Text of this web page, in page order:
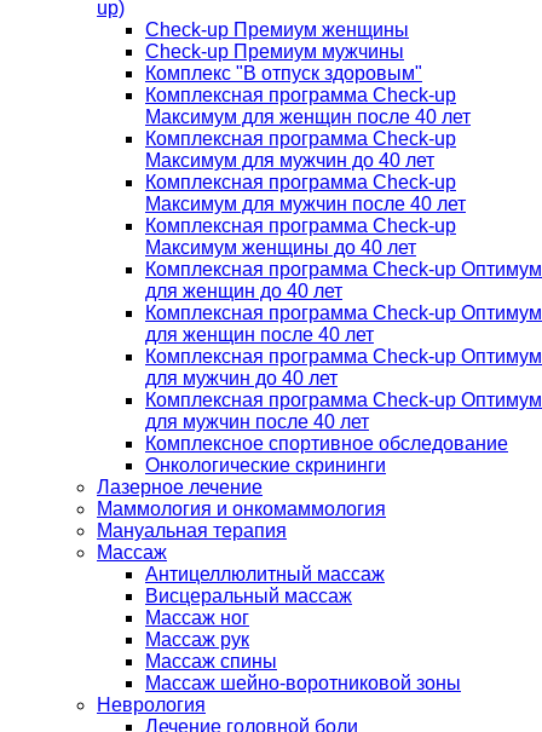
up)
Check-up Премиум женщины
Check-up Премиум мужчины
Комплекс "В отпуск здоровым"
Комплексная программа Check-up
Максимум для женщин после 40 лет
Комплексная программа Check-up
Максимум для мужчин до 40 лет
Комплексная программа Check-up
Максимум для мужчин после 40 лет
Комплексная программа Check-up
Максимум женщины до 40 лет
Комплексная программа Check-up Оптимум
для женщин до 40 лет
Комплексная программа Check-up Оптимум
для женщин после 40 лет
Комплексная программа Check-up Оптимум
для мужчин до 40 лет
Комплексная программа Check-up Оптимум
для мужчин после 40 лет
Комплексное спортивное обследование
Онкологические скрининги
Лазерное лечение
Маммология и онкомаммология
Мануальная терапия
Массаж
Антицеллюлитный массаж
Висцеральный массаж
Массаж ног
Массаж рук
Массаж спины
Массаж шейно-воротниковой зоны
Неврология
Лечение головной боли